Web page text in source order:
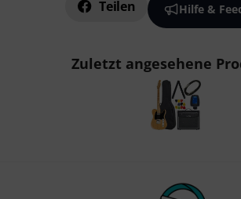
Teilen Hilfe &
Zuletzt angesehene